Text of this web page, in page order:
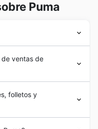
Puma
en el felino salvaje de
caracteriza por su
el ideal de
de calidad
alrededor del
equipos
de ventas de
lo largo del año.
te
folletos en línea
folletos y